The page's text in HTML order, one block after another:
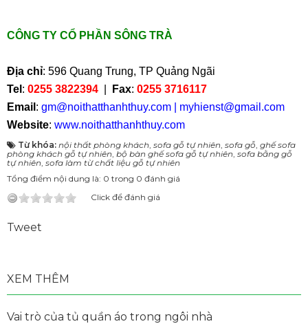
CÔNG TY CỔ PHẦN SÔNG TRÀ
Địa chỉ: 596 Quang Trung, TP Quảng Ngãi
Tel : 0255 3822394 Fax: 0255 3716117
Email : gm@noithatthanhthuy.com
myhienst@gmail.com
Website: www.noithatthanhthuy.com
Từ khóa: nội thất phòng khách, sofa gỗ tự nhiên, sofa gỗ, ghế sofa
phòng khách gỗ tự nhiên, bộ bàn ghế sofa gỗ tự nhiên, sofa bằng gỗ
tự nhiên, sofa làm từ chất liệu gỗ tự nhiên
Tổng điểm nội dung là: 0 trong 0 đánh giá
Click để đánh giá
Tweet
XEM THÊM
Vai trò của tủ quần áo trong ngôi nhà